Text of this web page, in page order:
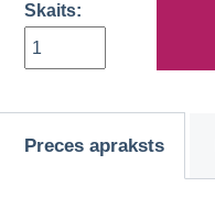
Skaits:
Preces apraksts